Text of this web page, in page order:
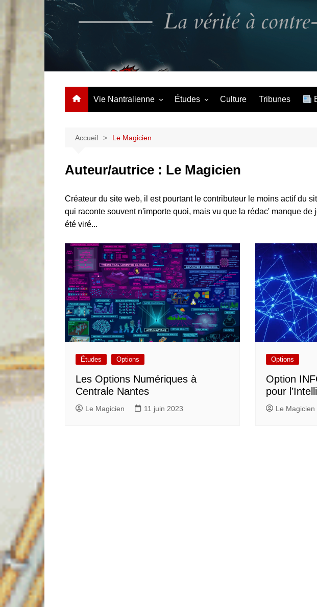
La vérité à contre courant
Vie Nantralienne
Clubs & Assos
Études Culture Tribunes
Accueil Le Magicien
Auteur/autrice : Le Magicien
Créateur du site web, il est pourtant le contributeur le moins actif du
qui raconte souvent n'importe quoi, mais vu que la rédac' manque de
été viré...
Études Options
Les Options Numériques à
Centrale Nantes
Le Magicien 11 juin 2023
Options
Option
pour
Le Magicien